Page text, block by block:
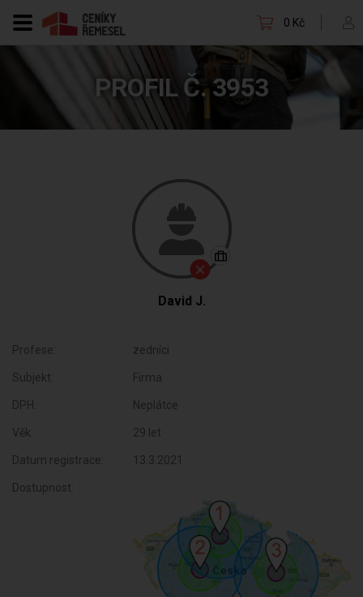
0 Kč
PROFIL Č. 3953
David J.
Profese: zedníci
Subjekt: Firma
DPH: Neplátce
Věk: 29 let
Datum registrace: 13.3.2021
Dostupnost: